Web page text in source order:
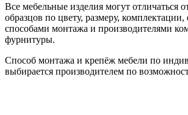
Все мебельные изделия могут отличаться
образцов по цвету, размеру,
способами монтажа и производителями
фурнитуры.
Способ монтажа и крепёж мебели по
выбирается производителем по